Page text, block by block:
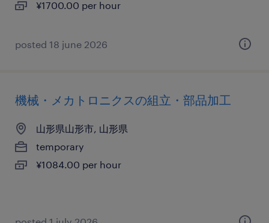
¥1700.00 per hour
posted 18 june 2026
機械・メカトロニクスの組立・部品加工
山形県山形市, 山形県
temporary
¥1084.00 per hour